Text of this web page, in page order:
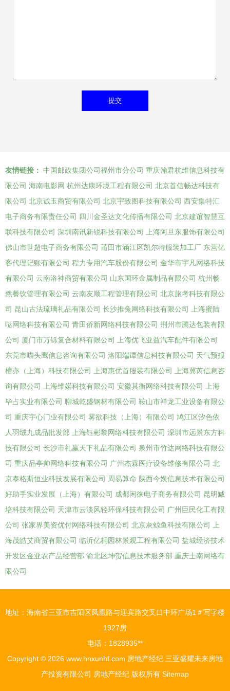
友情链接： 中国邮政集团公司福州市分公司 重庆翰君杭维信息科技有
限公司 海南电影网 杭州达康环境工程有限公司 北京首信畅达科技有
限公司 北京诚玉商贸有限公司 北京宇致图科技有限公司 西安集特汇
电子商务有限责任公司 四川金圣达文化传播有限公司 北京建谊智慧互
联科技有限公司 深圳南讯新锐科技有限公司
上海阿旦东服饰有限公司
佛山市世超电子商务有限公司 莆田市涵江区凯尔特服装加工厂 东营亿
客代理记账有限公司 程力专用汽车股份有限公司 金华市宇凡网络科技
有限公司 云南洛神商贸有限公司 山东国环金属制品有限公司 杭州畅
然餐饮管理有限公司 云南友顺工程管理有限公司 北京旅考科技有限公
司 昆山古法琉璃礼品有限公司 长沙推兔网络科技有限公司
上海蜜陆
哒网络科技有限公司 青田侨新网络科技有限公司 荆州市腾达包装有限
公司 厦门市万铄复合材料有限公司
上海优飞亚益汽车配件有限公司
东莞市喵头鹰信息咨询有限公司 洛阳端谭信息科技有限公司 天气预报
檀亦（上海）科技有限公司
上海惠优首服装有限公司
上海冀芮信息咨
询有限公司
上海维婼科技有限公司 安徽其衡网络科技有限公司
上海
毕占实业有限公司 聊城乾盛钢材有限公司 鞍山市祥龙工业设备有限公
司 重庆宇心门业有限公司 雾欲科技（上海）有限公司 鸠江区汐色依
人羽绒九成品批发部
上海钰彬黎网络科技有限公司 深圳市远景东方科
技有限公司 长沙市礼赢天下礼品有限公司 泉州市竹达网络科技有限公
司 重庆品亭帅网络科技有限公司 广州杰霖医疗设备维修有限公司 北
京泰格斯恒业科技发展有限公司
周易算命 陕西今娱信息技术有限公司
好助手实业发展（上海）有限公司 成都闲徕电子商务有限公司 昆明臧
培科技有限公司 天津市云淡风轻环保科技有限公司 广州巨民化工有限
公司 张家界美资优付网络科技有限公司 北京灰鲸鱼科技有限公司
上
海茂皓艾商贸有限公司 临沂亿桐园林景观工程有限公司 盐城经济技术
开发区金亚农产品经营部 渝北区坤贺信息技术服务部 重庆士南网络有
限公司
地址：海南省三亚市吉阳区凤凰路与迎宾路交叉口中环广场1＃写字楼
1927房
电话：1828935**
Copyright © 2026 www.hnxunhf.com 房地产经纪 三亚盛耀未来房地
产投资有限公司 房地产经纪 版权所有 Sitemap